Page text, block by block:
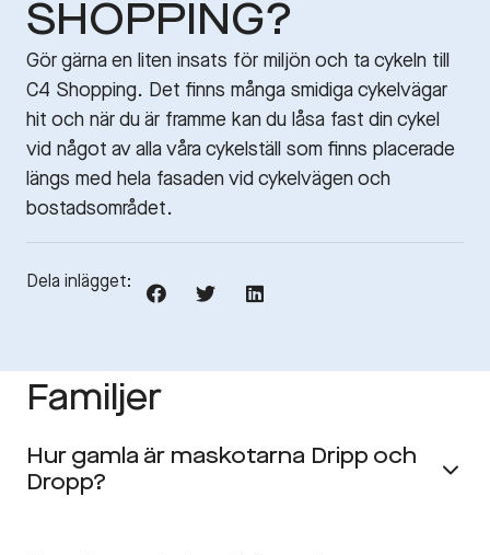
SHOPPING?
Gör gärna en liten insats för miljön och ta cykeln till
C4 Shopping. Det finns många smidiga cykelvägar
hit och när du är framme kan du låsa fast din cykel
vid något av alla våra cykelställ som finns placerade
längs med hela fasaden vid cykelvägen och
bostadsområdet.
Dela inlägget:
Familjer
Hur gamla är maskotarna Dripp och
Dropp?